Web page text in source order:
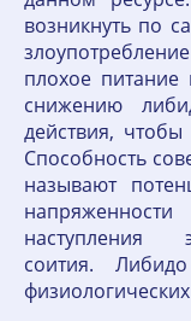
возникнуть по
плохое питание
снижению
действия,
Способность
называют
наступления
соития.